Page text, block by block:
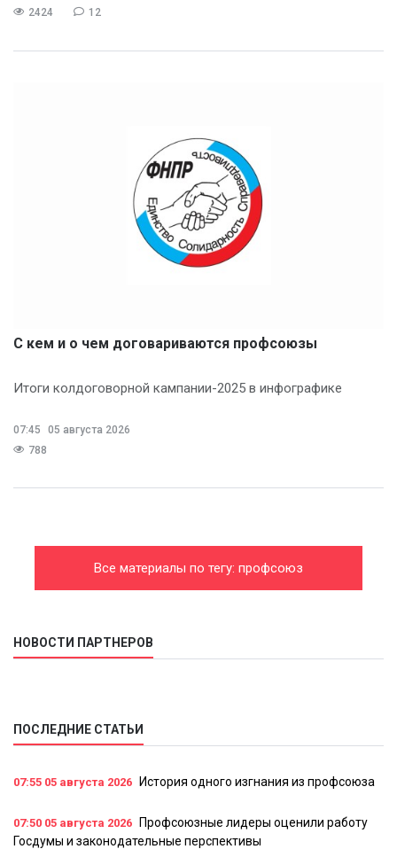
2424
12
С кем и о чем договариваются профсоюзы
Итоги колдоговорной кампании-2025 в инфографике
07:45
05 августа 2026
788
Все материалы по тегу: профсоюз
НОВОСТИ ПАРТНЕРОВ
ПОСЛЕДНИЕ СТАТЬИ
07:55 05 августа 2026 История одного изгнания из профсоюза
07:50 05 августа 2026
Профсоюзные лидеры оценили работу
Госдумы и законодательные перспективы